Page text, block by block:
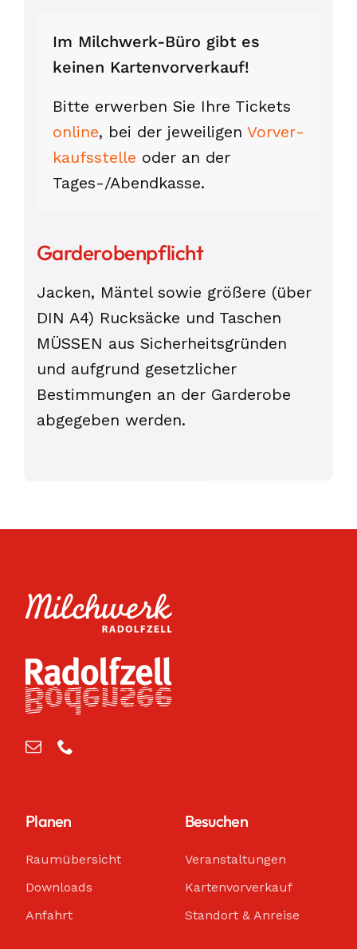
Im Milchwerk-Büro gibt es
keinen Karten­vor­verkauf!
Bitte erwerben Sie Ihre Tickets
online, bei der jeweiligen Vorver­
kaufs­stelle oder an der
Tages-/Abend­kasse.
Garderobenpflicht
Jacken, Mäntel sowie größere (über
DIN A4) Rucksäcke und Taschen
MÜSSEN aus Sicherheitsgründen
und aufgrund gesetzlicher
Bestimmungen an der Garderobe
abgegeben werden.
Planen
Raumübersicht
Downloads
Anfahrt
Besuchen
Veranstaltungen
Kartenvorverkauf
Standort & Anreise